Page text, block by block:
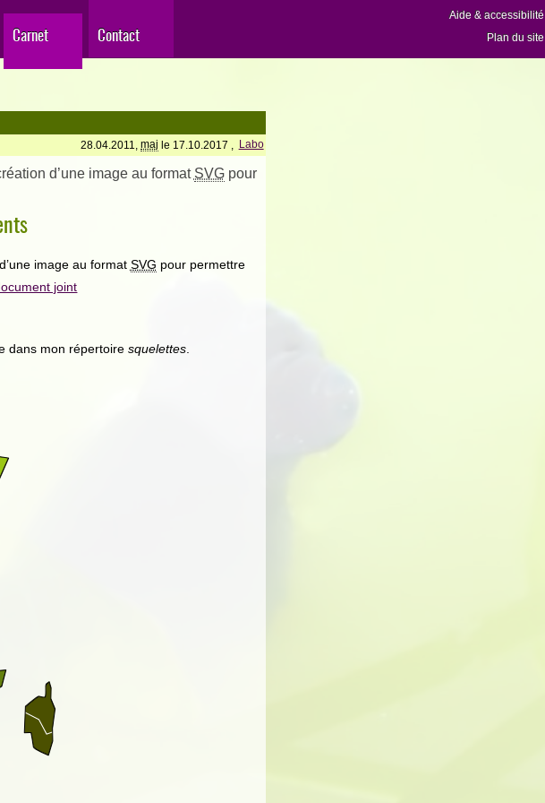
Carnet Contact
Aide & accessibilité
Plan du site
28.04.2011,maj le 17.10.2017 , Labo
d’une image au format SVGpour
image au format SVG pour permettre
joint
dans mon répertoiresquelettes